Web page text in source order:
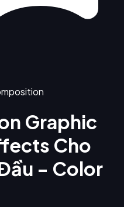
Graphic
Cho
- Color